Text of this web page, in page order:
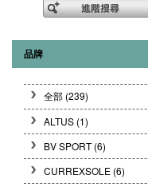
品牌
全部 (239)
ALTUS (1)
BV SPORT (6)
CURREXSOLE (6)